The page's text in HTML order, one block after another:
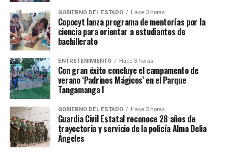
aem_20191.html
TEMAS RELACIONADOS EDITOR'S PICK
YA VIENE
Cuidado si te llega por WhatsApp el enlace my-love.com
NO TE PIERDAS
Emiten recomendaciones para viajar seguro en
vacaciones
GOBIERNO DEL ESTADO Hace 3 horas
Copocyt lanza programa de mentorías por la
ciencia para orientar a estudiantes de
bachillerato
ENTRETENIMIENTO Hace 3 horas
Con gran éxito concluye el campamento de
verano ‘Padrinos Mágicos’ en el Parque
Tangamanga I
GOBIERNO DEL ESTADO Hace 3 horas
Guardia Civil Estatal reconoce 28 años de
trayectoria y servicio de la policía Alma Delia
Ángeles